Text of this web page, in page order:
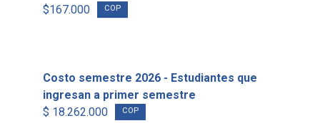
$167.000
COP
Costo semestre 2026 - Estudiantes que
ingresan a primer semestre
$ 18.262.000
COP